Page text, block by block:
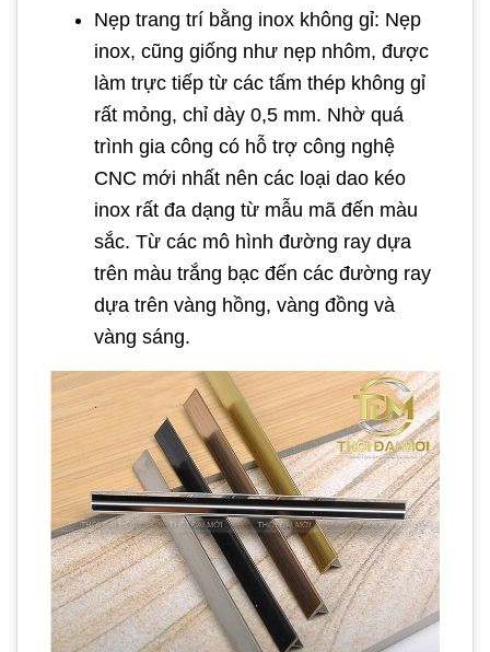
Nẹp trang trí bằng inox không gỉ: Nẹp
inox, cũng giống như nẹp nhôm, được
làm trực tiếp từ các tấm thép không gỉ
rất mỏng, chỉ dày 0,5 mm. Nhờ quá
trình gia công có hỗ trợ công nghệ
CNC mới nhất nên các loại dao kéo
inox rất đa dạng từ mẫu mã đến màu
sắc. Từ các mô hình đường ray dựa
trên màu trắng bạc đến các đường ray
dựa trên vàng hồng, vàng đồng và
vàng sáng.